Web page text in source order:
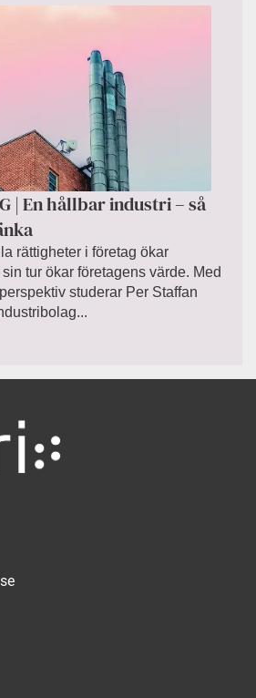
| En hållbar industri – så
rättigheter i företag ökar
tur ökar företagens värde. Med
studerar Per Staffan